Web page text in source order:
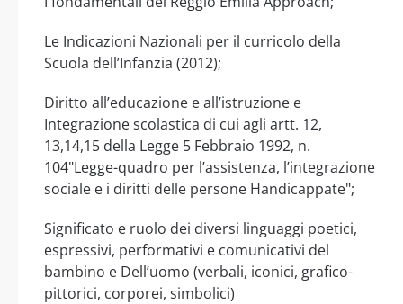
Le Indicazioni Nazionali per il curricolo della
Scuola dell’Infanzia (2012);
Diritto all’educazione e all’istruzione e
Integrazione scolastica di cui agli artt. 12,
13,14,15 della Legge 5 Febbraio 1992, n.
104"Legge-quadro per l’assistenza, l’integrazione
sociale e i diritti delle persone Handicappate";
Significato e ruolo dei diversi linguaggi poetici,
espressivi, performativi e comunicativi del
bambino e Dell’uomo (verbali, iconici, grafico-
pittorici, corporei, simbolici)